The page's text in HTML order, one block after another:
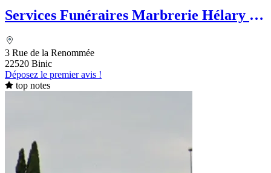
Services Funéraires Marbrerie Hélary Le
3 Rue de la Renommée
22520 Binic
Déposez le premier avis !
top notes